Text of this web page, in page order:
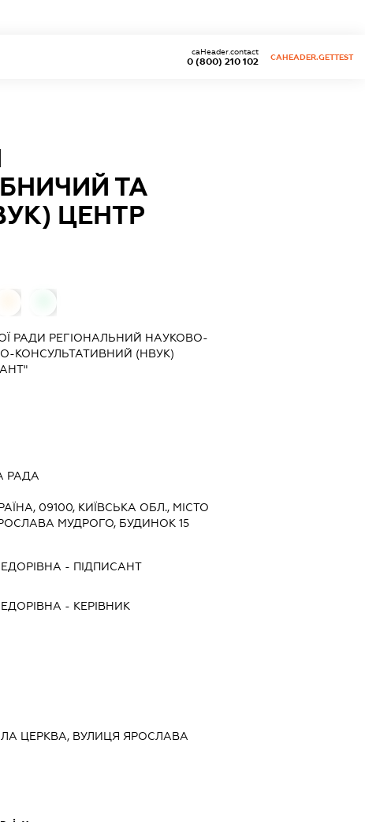
0 (800) 210 102
caHeader.contact
CAHEADER.GETTEST
ТА
ЦЕНТР
РАДИ РЕГІОНАЛЬНИЙ НАУКОВО-
КОНСУЛЬТАТИВНИЙ (НВУК)
РАДА
09100, КИЇВСЬКА ОБЛ., МІСТО
МУДРОГО, БУДИНОК 15
- ПІДПИСАНТ
- КЕРІВНИК
ЦЕРКВА, ВУЛИЦЯ ЯРОСЛАВА